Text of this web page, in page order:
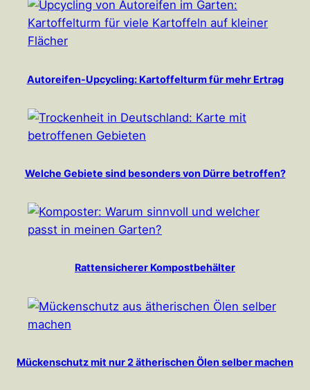
Autoreifen-Upcycling: Kartoffelturm für mehr Ertrag
Welche Gebiete sind besonders von Dürre betroffen?
Rattensicherer Kompostbehälter
Mückenschutz mit nur 2 ätherischen Ölen selber machen